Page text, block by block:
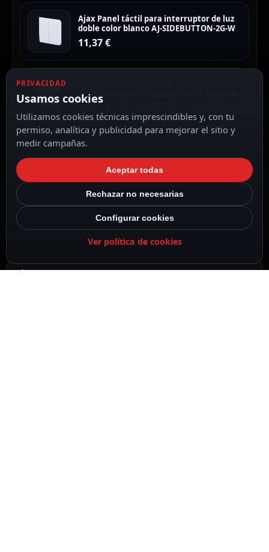
Ajax Panel táctil para interruptor de luz
doble color blanco AJ-SIDEBUTTON-2G-W
11,37€
luz color blanco AJ-SIDEBUTTON-1G2W-W
CARACTERÍSTICAS DESTACADAS
VER TODAS LAS CARACTERÍSTICAS
Ajax
PRIVACIDAD
Usamos cookies
Utilizamos cookies técnicas imprescindibles y, con tu
permiso, analítica y publicidad para mejorar el sitio y
medir campañas.
Aceptar todas
Rechazar no necesarias
Configurar cookies
Ver política de cookies